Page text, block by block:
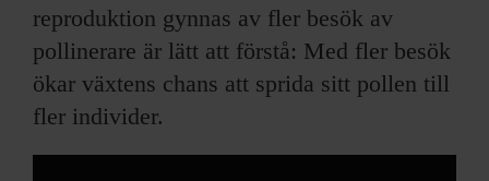
reproduktion gynnas av fler besök av
pollinerare är lätt att förstå: Med fler besök
ökar växtens chans att sprida sitt pollen till
fler individer.